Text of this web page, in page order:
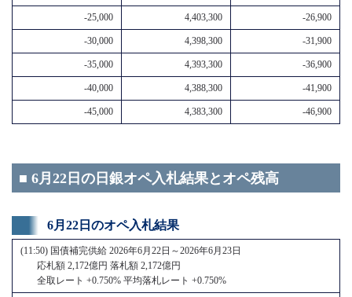
-25,000 4,403,300 -26,900
-30,000 4,398,300 -31,900
-35,000 4,393,300 -36,900
-40,000 4,388,300 -41,900
-45,000 4,383,300 -46,900
■ 6月22日の日銀オペ入札結果とオペ残高
6月22日のオペ入札結果
(11:50) 国債補完供給 2026年6月22日～2026年6月23日
応札額 2,172億円 落札額 2,172億円
全取レート +0.750% 平均落札レート +0.750%